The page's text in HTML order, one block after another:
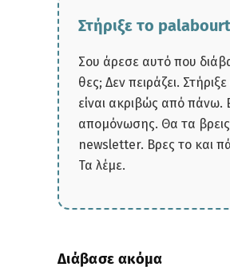
Στήριξε το
Σου άρεσε αυτό που
θες; Δεν πειράζει.
είναι ακριβώς από πάνω.
απομόνωσης. Θα τα
newsletter. Βρες το και
Τα λέμε.
Διάβασε ακόμα